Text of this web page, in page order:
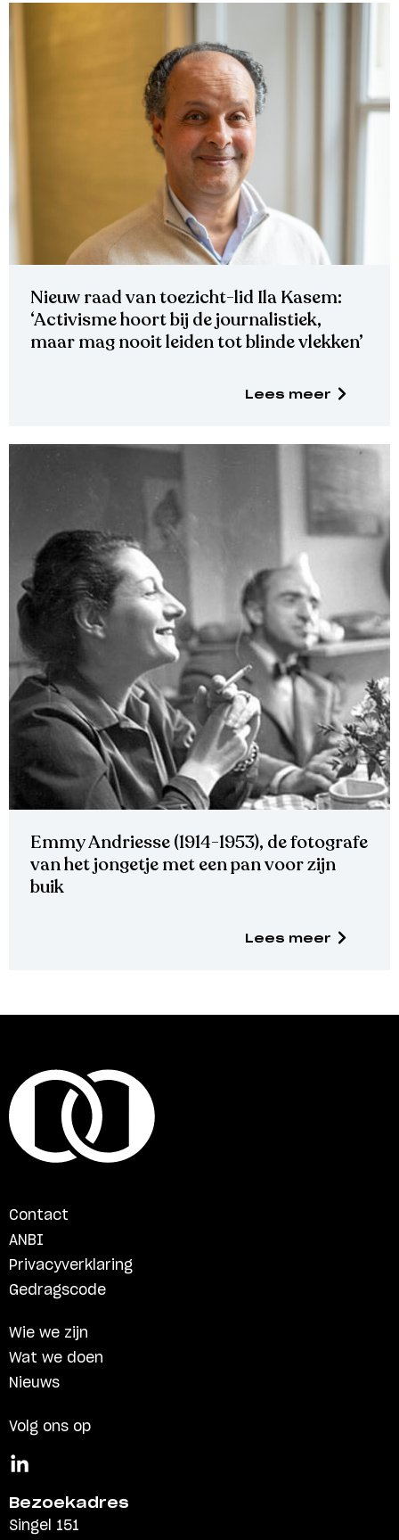
Nieuw raad van toezicht-lid Ila Kasem:
‘Activisme hoort bij de journalistiek,
maar mag nooit leiden tot blinde vlekken’
Lees meer
Emmy Andriesse (1914-1953), de fotografe
van het jongetje met een pan voor zijn
buik
Lees meer
Contact
ANBI
Privacyverklaring
Gedragscode
Wie we zijn
Wat we doen
Nieuws
Volg ons op
Bezoekadres
Singel 151